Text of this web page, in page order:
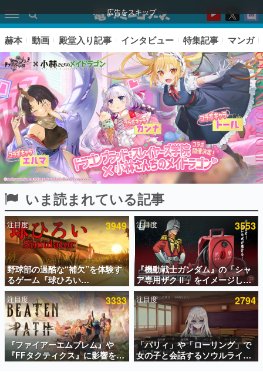
広告をスキップ
ピックアップ
電ファミのいま読まれている記事ランキング
アプリセール情報
インタビュー
連載・特集一覧
殿堂入り記事
SNS拡散数が数千以上！ ページビュー数万以上！ などな
ど。多くの人々に読まれた、電ファミ渾身の“殿堂入り”記
事をまとめました。
赫本 動画 殿堂入り記事 インタビュー 特集記事 マンガ
いま読まれている記事
注目度 3949
野球部の過酷な“補欠”を体験す
るゲーム『球ひろい
Simulator』が「1件」のウィッ
シュリストをもとにチェコ語に
対応しSNSで話題に。『キング
ダム・カム』開発元やチェコの
プロ野球選手から称賛の声
注目度 3553
『機動戦士ガンダム』の「シャ
ア専用ザクⅡ」をイメージした
散水ホースリールが予約開始。
本体にはシャアのパーソナルマ
ークやジオン公国軍のエンブレ
ム、型式番号などを配置
注目度 3333
『ファイアーエムブレム』や
『FFタクティクス』に影響を受
けた新作戦略RPG『Beaten
注目度 2794
「パリィ」や「ローリング」で
女の子と会話するソウルライク
恋愛ゲーム『小早川さんはソウ